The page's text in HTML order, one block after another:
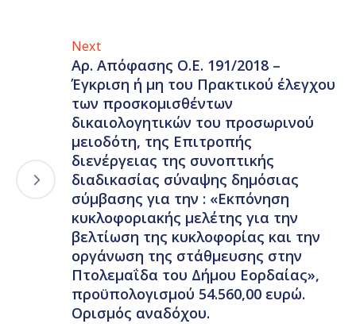
Next
Αρ. Απόφασης Ο.Ε. 191/2018 –
Έγκριση ή μη του Πρακτικού έλεγχου
των προσκομισθέντων
δικαιολογητικών του προσωρινού
μειοδότη, της Επιτροπής
διενέργειας της συνοπτικής
διαδικασίας σύναψης δημόσιας
σύμβασης για την : «Εκπόνηση
κυκλοφοριακής μελέτης για την
βελτίωση της κυκλοφορίας και την
οργάνωση της στάθμευσης στην
Πτολεμαΐδα του Δήμου Εορδαίας»,
προϋπολογισμού 54.560,00 ευρώ.
Ορισμός αναδόχου.